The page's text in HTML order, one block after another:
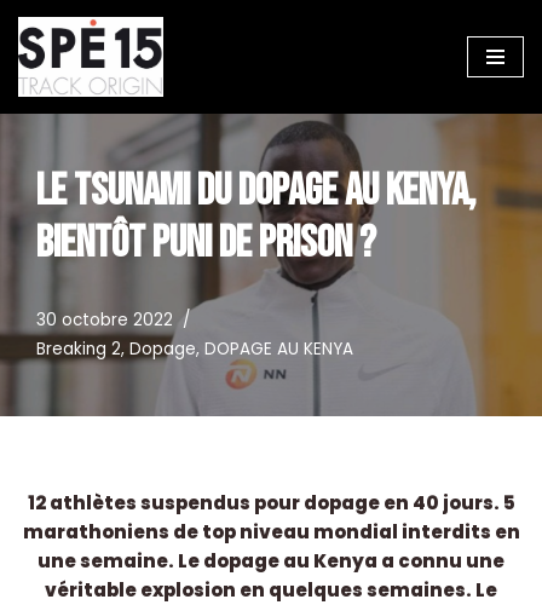
Aller
au
LE TSUNAMI DU DOPAGE AU KENYA,
BIENTÔT PUNI DE PRISON ?
30 octobre 2022
Breaking 2, Dopage, DOPAGE AU KENYA
12 athlètes suspendus pour dopage en 40 jours. 5
marathoniens de top niveau mondial interdits en
une semaine. Le dopage au Kenya a connu une
véritable explosion en quelques semaines. Le